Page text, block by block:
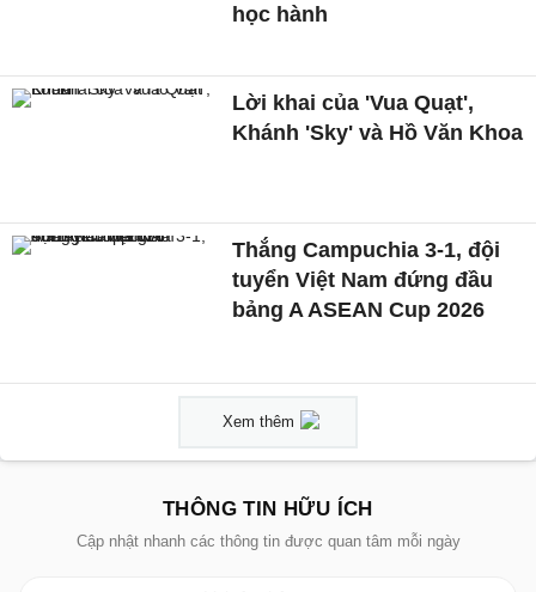
học hành
Lời khai của 'Vua Quạt',
Khánh 'Sky' và Hồ Văn Khoa
Thắng Campuchia 3-1, đội
tuyển Việt Nam đứng đầu
bảng A ASEAN Cup 2026
Xem thêm
THÔNG TIN HỮU ÍCH
Cập nhật nhanh các thông tin được quan tâm mỗi ngày